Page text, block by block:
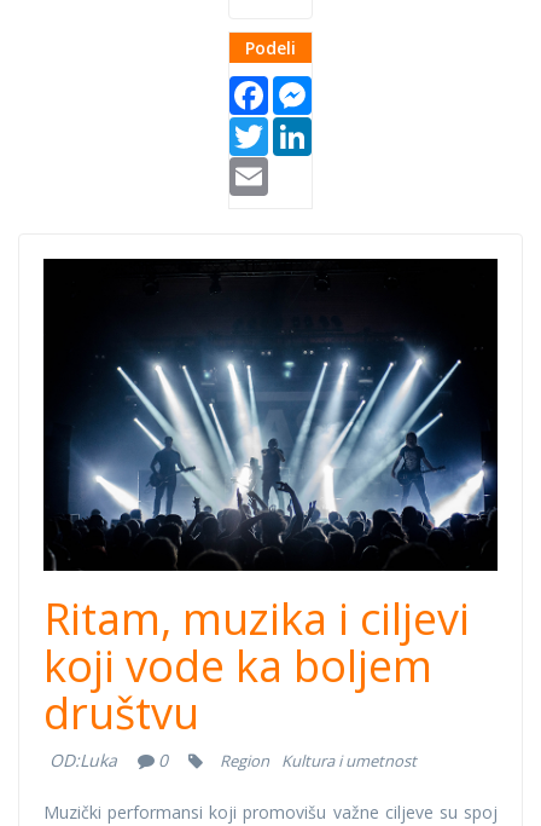
Podeli
Facebook
Twitter
muzika za bolje
drustvo.jpg
Ritam, muzika i ciljevi
koji vode ka boljem
društvu
OD:Luka 0 Region Kultura i umetnost
Muzički performansi koji promovišu važne ciljeve su spoj